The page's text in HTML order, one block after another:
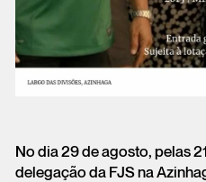
No dia 29 de agosto, pelas
delegação da FJS na